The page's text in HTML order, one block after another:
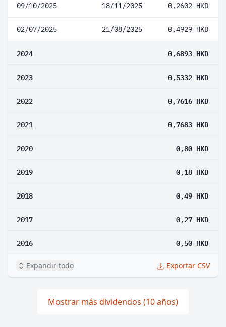
09/10/2025 18/11/2025 0,2602 HKD
02/07/2025 21/08/2025 0,4929 HKD
2024 0,6893 HKD
2023 0,5332 HKD
2022 0,7616 HKD
2021 0,7683 HKD
2020 0,80 HKD
2019 0,18 HKD
2018 0,49 HKD
2017 0,27 HKD
2016 0,50 HKD
Expandir todo Exportar CSV
Mostrar más dividendos (10 años)